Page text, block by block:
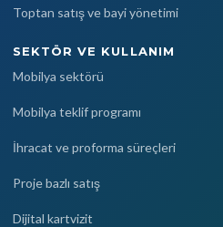
Toptan satış ve bayi yönetimi
SEKTÖR VE KULLANIM
Mobilya sektörü
Mobilya teklif programı
İhracat ve proforma süreçleri
Proje bazlı satış
Dijital kartvizit